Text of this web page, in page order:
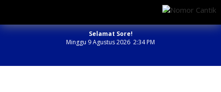
Selamat Sore!
Minggu 9 Agustus 2026 2:34 PM